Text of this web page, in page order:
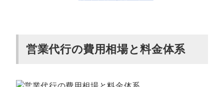
営業代行の費用相場と料金体系